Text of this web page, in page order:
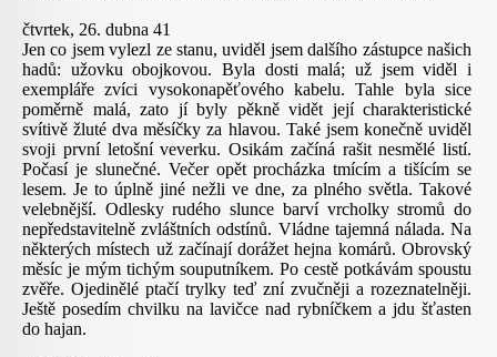
čtvrtek, 26. dubna 41
Jen co jsem vylezl ze stanu, uviděl jsem dalšího zástupce našich
hadů: užovku obojkovou. Byla dosti malá; už jsem viděl i
exempláře zvíci vysokonapěťového kabelu. Tahle byla sice
poměrně malá, zato jí byly pěkně vidět její charakteristické
svítivě žluté dva měsíčky za hlavou. Také jsem konečně uviděl
svoji první letošní veverku. Osikám začíná rašit nesmělé listí.
Počasí je slunečné. Večer opět procházka tmícím a tišícím se
lesem. Je to úplně jiné nežli ve dne, za plného světla. Takové
velebnější. Odlesky rudého slunce barví vrcholky stromů do
nepředstavitelně zvláštních odstínů. Vládne tajemná nálada. Na
některých místech už začínají dorážet hejna komárů. Obrovský
měsíc je mým tichým souputníkem. Po cestě potkávám spoustu
zvěře. Ojedinělé ptačí trylky teď zní zvučněji a rozeznatelněji.
Ještě posedím chvilku na lavičce nad rybníčkem a jdu šťasten
do hajan.